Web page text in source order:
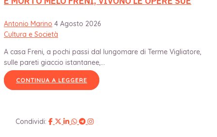
Antonio Marino 4 Agosto 2026
Cultura e Società
A casa Freni, a pochi passi dal lungomare di Terme Vigliatore,
sulle pareti giaccio istantanee,...
CONTINUA A LEGGERE
Condividi: